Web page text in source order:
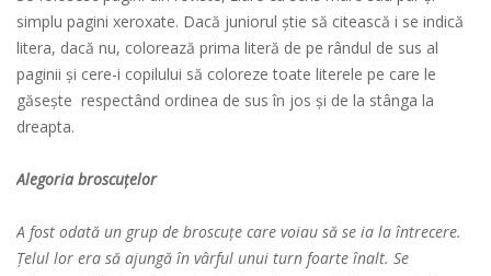
simplu pagini xeroxate. Dacă juniorul știe să citească i se indică
litera, dacă nu, colorează prima literă de pe rândul de sus al
paginii și cere-i copilului să coloreze toate literele pe care le
găsește respectând ordinea de sus în jos și de la stânga la
dreapta.
Alegoria broscuțelor
A fost odată un grup de broscuțe care voiau să se ia la întrecere.
Țelul lor era să ajungă în vârful unui turn foarte înalt. Se